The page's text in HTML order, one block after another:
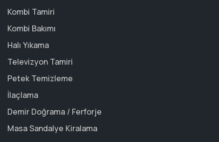
Kombi Tamiri
Kombi Bakımı
Halı Yıkama
Televizyon Tamiri
Petek Temizleme
İlaçlama
Demir Doğrama / Ferforje
Masa Sandalye Kiralama